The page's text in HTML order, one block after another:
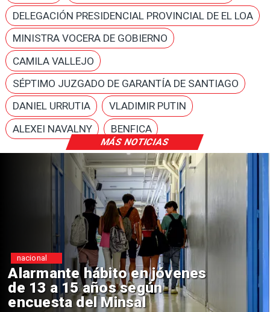
MÁS NOTICIAS
DELEGACIÓN PRESIDENCIAL PROVINCIAL DE EL LOA
MINISTRA VOCERA DE GOBIERNO
CAMILA VALLEJO
SÉPTIMO JUZGADO DE GARANTÍA DE SANTIAGO
DANIEL URRUTIA
VLADIMIR PUTIN
ALEXEI NAVALNY
BENFICA
Aprueban creación del Parque
Sebastián Piñera con inversión
de $4 mil millones
Regiones